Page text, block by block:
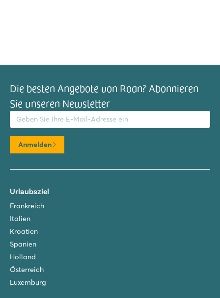
Die besten Angebote von Roan? Abonnieren
Sie unseren Newsletter
Adresse
Anmelden
Urlaubsziel
Frankreich
Italien
Kroatien
Spanien
Holland
Österreich
Luxemburg